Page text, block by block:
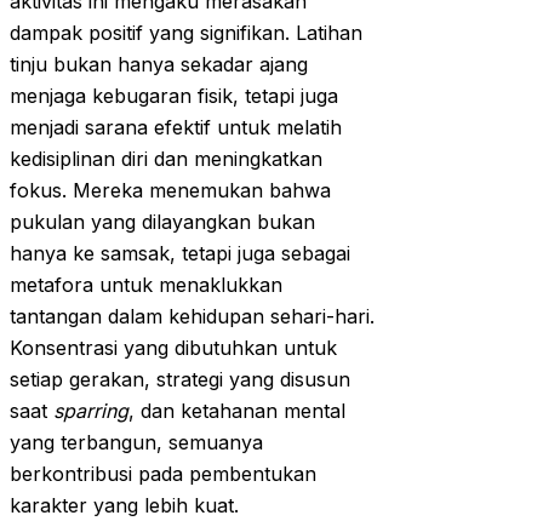
dampak positif yang signifikan. Latihan
tinju bukan hanya sekadar ajang
menjaga kebugaran fisik, tetapi juga
menjadi sarana efektif untuk melatih
kedisiplinan diri dan meningkatkan
fokus. Mereka menemukan bahwa
pukulan yang dilayangkan bukan
hanya ke samsak, tetapi juga sebagai
metafora untuk menaklukkan
tantangan dalam kehidupan sehari-hari.
Konsentrasi yang dibutuhkan untuk
setiap gerakan, strategi yang disusun
saat sparring, dan ketahanan mental
yang terbangun, semuanya
berkontribusi pada pembentukan
karakter yang lebih kuat.